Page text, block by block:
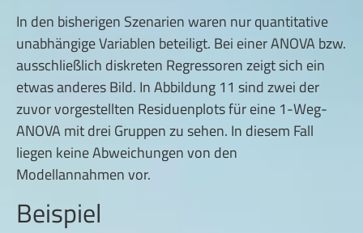
In den bisherigen Szenarien waren nur quantitative
unabhängige Variablen beteiligt. Bei einer ANOVA bzw.
ausschließlich diskreten Regressoren zeigt sich ein
etwas anderes Bild. In Abbildung 11 sind zwei der
zuvor vorgestellten Residuenplots für eine 1-Weg-
ANOVA mit drei Gruppen zu sehen. In diesem Fall
liegen keine Abweichungen von den
Modellannahmen vor.
Beispiel